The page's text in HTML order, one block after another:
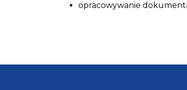
opracowywanie